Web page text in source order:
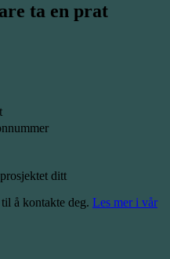
ta en prat
ditt
å kontakte deg. Les mer i vår